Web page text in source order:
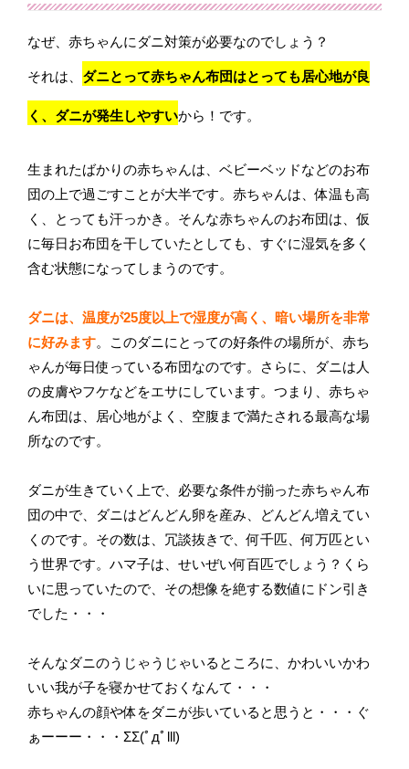
なぜ、赤ちゃんにダニ対策が必要なのでしょう？
それは、 ダニとって赤ちゃん布団はとっても居心地が良
く、ダニが発生しやすいから！です。
生まれたばかりの赤ちゃんは、ベビーベッドなどのお布
団の上で過ごすことが大半です。赤ちゃんは、体温も高
く、とっても汗っかき。そんな赤ちゃんのお布団は、仮
に毎日お布団を干していたとしても、すぐに湿気を多く
含む状態になってしまうのです。
ダニは、温度が25度以上で湿度が高く、暗い場所を非常
に好みます。このダニにとっての好条件の場所が、赤ち
ゃんが毎日使っている布団なのです。さらに、ダニは人
の皮膚やフケなどをエサにしています。つまり、赤ちゃ
ん布団は、居心地がよく、空腹まで満たされる最高な場
所なのです。
ダニが生きていく上で、必要な条件が揃った赤ちゃん布
団の中で、ダニはどんどん卵を産み、どんどん増えてい
くのです。その数は、冗談抜きで、何千匹、何万匹とい
う世界です。ハマ子は、せいぜい何百匹でしょう？くら
いに思っていたので、その想像を絶する数値にドン引き
でした・・・
そんなダニのうじゃうじゃいるところに、かわいいかわ
いい我が子を寝かせておくなんて・・・
赤ちゃんの顔や体をダニが歩いていると思うと・・・ぐ
ぁーーー・・・ΣΣ(ﾟдﾟlll)